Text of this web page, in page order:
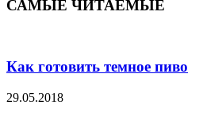
САМЫЕ ЧИТАЕМЫЕ
Как готовить темное пиво
29.05.2018